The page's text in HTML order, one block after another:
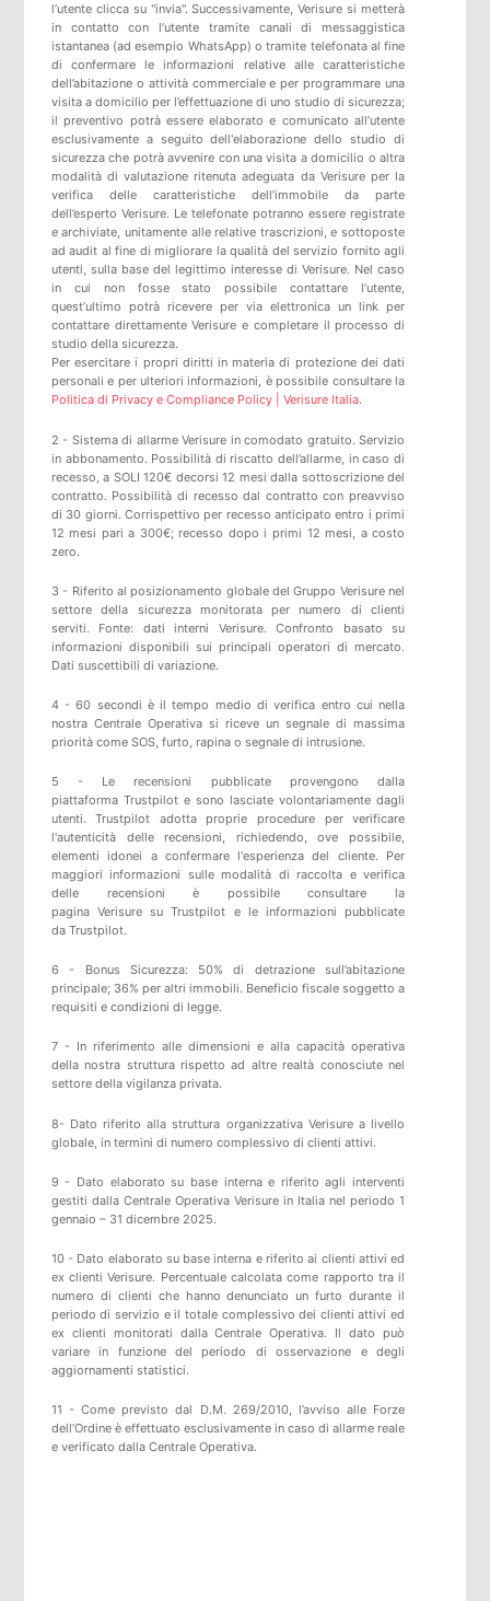
l’utente clicca su "invia". Successivamente, Verisure si metterà
in contatto con l’utente tramite canali di messaggistica
istantanea (ad esempio WhatsApp) o tramite telefonata al fine
di confermare le informazioni relative alle caratteristiche
dell’abitazione o attività commerciale e per programmare una
visita a domicilio per l’effettuazione di uno studio di sicurezza;
il preventivo potrà essere elaborato e comunicato all’utente
esclusivamente a seguito dell'elaborazione dello studio di
sicurezza che potrà avvenire con una visita a domicilio o altra
modalità di valutazione ritenuta adeguata da Verisure per la
verifica delle caratteristiche dell’immobile da parte
dell’esperto Verisure. Le telefonate potranno essere registrate
e archiviate, unitamente alle relative trascrizioni, e sottoposte
ad audit al fine di migliorare la qualità del servizio fornito agli
utenti, sulla base del legittimo interesse di Verisure. Nel caso
in cui non fosse stato possibile contattare l’utente,
quest’ultimo potrà ricevere per via elettronica un link per
contattare direttamente Verisure e completare il processo di
studio della sicurezza.
Per esercitare i propri diritti in materia di protezione dei dati
personali e per ulteriori informazioni, è possibile consultare la
Politica di Privacy e Compliance Policy | Verisure Italia.
2 - Sistema di allarme Verisure in comodato gratuito. Servizio
in abbonamento. Possibilità di riscatto dell’allarme, in caso di
recesso, a SOLI 120€ decorsi 12 mesi dalla sottoscrizione del
contratto. Possibilità di recesso dal contratto con preavviso
di 30 giorni. Corrispettivo per recesso anticipato entro i primi
12 mesi pari a 300€; recesso dopo i primi 12 mesi, a costo
zero.
3 - Riferito al posizionamento globale del Gruppo Verisure nel
settore della sicurezza monitorata per numero di clienti
serviti. Fonte: dati interni Verisure. Confronto basato su
informazioni disponibili sui principali operatori di mercato.
Dati suscettibili di variazione.
4 - 60 secondi è il tempo medio di verifica entro cui nella
nostra Centrale Operativa si riceve un segnale di massima
priorità come SOS, furto, rapina o segnale di intrusione.
5 - Le recensioni pubblicate provengono dalla
piattaforma Trustpilote sono lasciate volontariamente dagli
utenti.Trustpilot adotta proprie procedure per verificare
l'autenticità delle recensioni, richiedendo, ove possibile,
elementi idonei a confermare l'esperienza del cliente. Per
maggiori informazioni sulle modalità di raccolta e verifica
delle recensioni è possibile consultarela
paginaVerisure suTrustpilot e le informazioni pubblicate
da Trustpilot.
6 - Bonus Sicurezza: 50% di detrazione sull’abitazione
principale; 36% per altri immobili. Beneficio fiscale soggetto a
requisiti e condizioni di legge.
7 - In riferimento alle dimensioni e alla capacità operativa
della nostra struttura rispetto ad altre realtà conosciute nel
settore della vigilanza privata.
8- Dato riferito alla struttura organizzativa Verisure a livello
globale, in termini di numero complessivo di clienti attivi.
9 - Dato elaborato su base interna e riferito agli interventi
gestiti dalla Centrale Operativa Verisure in Italia nel periodo 1
gennaio – 31 dicembre 2025.
10 - Dato elaborato su base interna e riferito ai clienti attivi ed
ex clienti Verisure. Percentuale calcolata come rapporto tra il
numero di clienti che hanno denunciato un furto durante il
periodo di servizio e il totale complessivo dei clienti attivi ed
ex clienti monitorati dalla Centrale Operativa. Il dato può
variare in funzione del periodo di osservazione e degli
aggiornamenti statistici.
11 - Come previsto dal D.M. 269/2010, l’avviso alle Forze
dell’Ordine è effettuato esclusivamente in caso di allarme reale
e verificato dalla Centrale Operativa.